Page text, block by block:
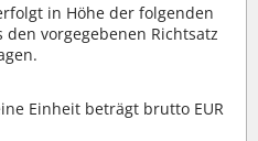
in Höhe der folgenden
vorgegebenen Richtsatz
Einheit beträgt brutto EUR